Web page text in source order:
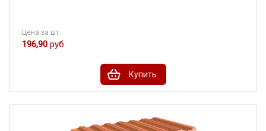
Цена за шт.
196,90 руб.
Купить